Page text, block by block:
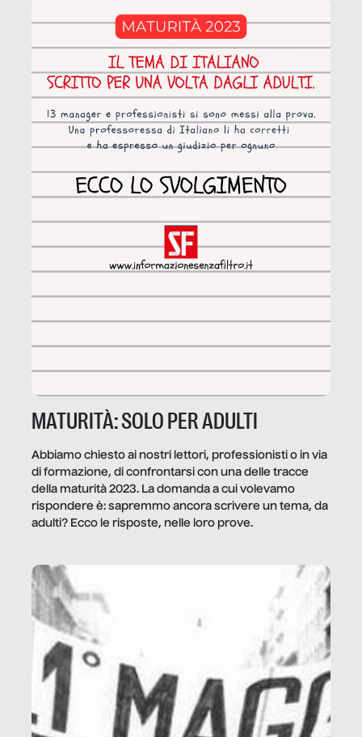
MATURITÀ: SOLO PER ADULTI
Abbiamo chiesto ai nostri lettori, professionisti o in via
di formazione, di confrontarsi con una delle tracce
della maturità 2023. La domanda a cui volevamo
rispondere è: sapremmo ancora scrivere un tema, da
adulti? Ecco le risposte, nelle loro prove.